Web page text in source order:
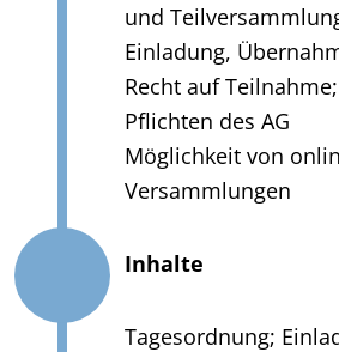
und
Einladung,
Recht auf
Pflichten des AG
Möglichkeit von
Versammlungen
Inhalte
Tagesordnung;